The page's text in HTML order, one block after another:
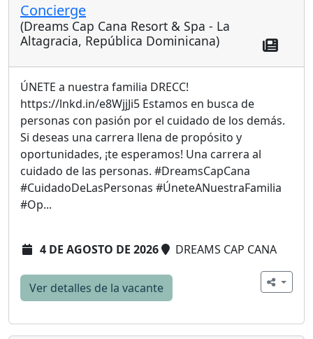
Concierge
(Dreams Cap Cana Resort & Spa - La
Altagracia, República Dominicana)
ÚNETE a nuestra familia DRECC!
https://lnkd.in/e8WjjJi5 Estamos en busca de
personas con pasión por el cuidado de los demás.
Si deseas una carrera llena de propósito y
oportunidades, ¡te esperamos! Una carrera al
cuidado de las personas. #DreamsCapCana
#CuidadoDeLasPersonas #ÚneteANuestraFamilia
#Op...
4 DE AGOSTO DE 2026 DREAMS CAP CANA
Ver detalles de la vacante